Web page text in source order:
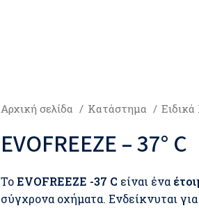
Αρχική σελίδα Κατάστημα
EVOFREEZE – 37° C
ΤοEVOFREEZE -37 C είναι ένα
σύγχρονα οχήματα. Ενδείκνυται